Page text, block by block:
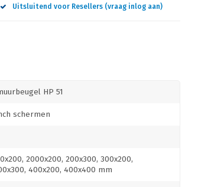
Uitsluitend voor Resellers (vraag inlog aan)
HP 51
schermen
2000x200, 200x300, 300x200,
400x200, 400x400 mm